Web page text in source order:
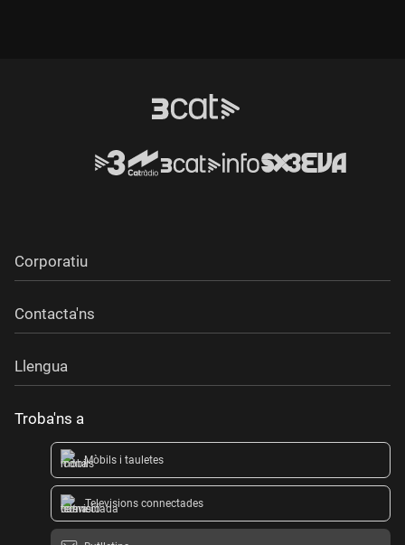
Corporatiu
Contacta'ns
Llengua
Troba'ns a
Mòbils i tauletes
Televisions connectades